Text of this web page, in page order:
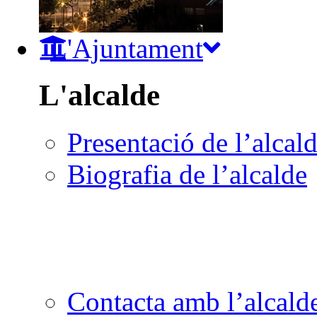
L'Ajuntament
L'alcalde
Presentació de
Biografia de l’alcalde
Contacta amb